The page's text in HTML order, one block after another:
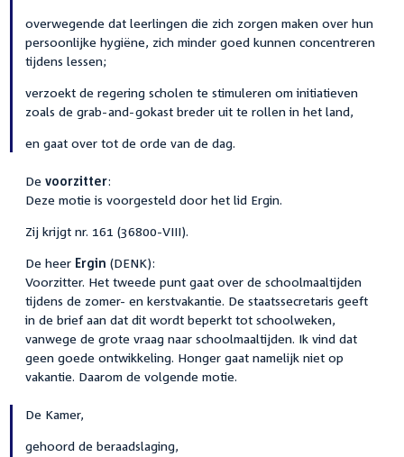
overwegende dat leerlingen die zich zorgen maken over hun
persoonlijke hygiëne, zich minder goed kunnen concentreren
tijdens lessen;
verzoekt de regering scholen te stimuleren om initiatieven
zoals de grab-and-gokast breder uit te rollen in het land,
en gaat over tot de orde van de dag.
De voorzitter:
Deze motie is voorgesteld door het lid Ergin.
Zij krijgt nr. 161 (36800-VIII).
De heer Ergin (DENK):
Voorzitter. Het tweede punt gaat over de schoolmaaltijden
tijdens de zomer- en kerstvakantie. De staatssecretaris geeft
in de brief aan dat dit wordt beperkt tot schoolweken,
vanwege de grote vraag naar schoolmaaltijden. Ik vind dat
geen goede ontwikkeling. Honger gaat namelijk niet op
vakantie. Daarom de volgende motie.
De Kamer,
gehoord de beraadslaging,